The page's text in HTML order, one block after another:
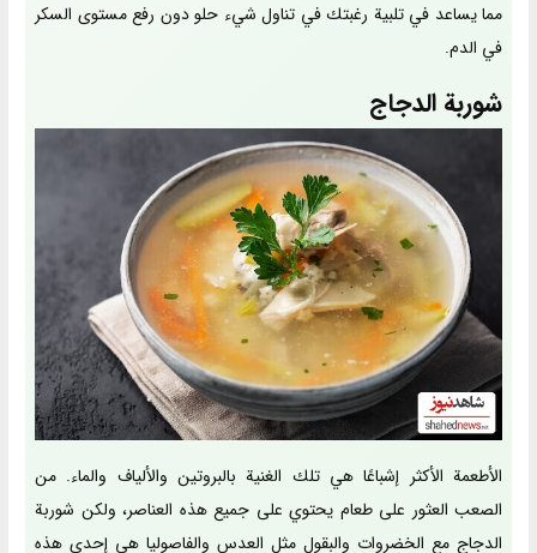
مما يساعد في تلبية رغبتك في تناول شيء حلو دون رفع مستوى السكر
في الدم.
شوربة الدجاج
الأطعمة الأكثر إشباعًا هي تلك الغنية بالبروتين والألياف والماء. من
الصعب العثور على طعام يحتوي على جميع هذه العناصر، ولكن شوربة
الدجاج مع الخضروات والبقول مثل العدس والفاصوليا هي إحدى هذه